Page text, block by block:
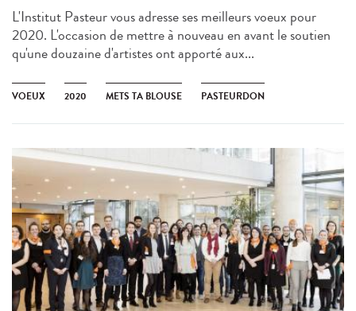
L'Institut Pasteur vous adresse ses meilleurs voeux pour
2020. L'occasion de mettre à nouveau en avant le soutien
qu'une douzaine d'artistes ont apporté aux...
VOEUX 2020 METS TA BLOUSE PASTEURDON